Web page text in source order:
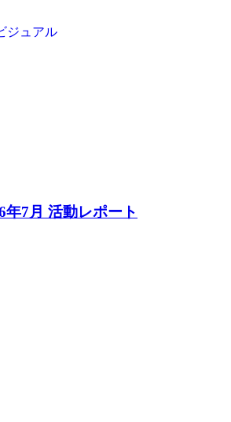
年7月 活動レポート